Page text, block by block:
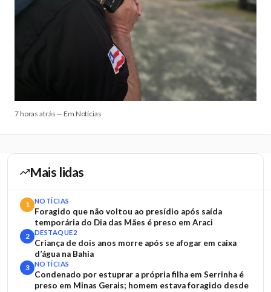
7 horas atrás — Em Notícias
Mais lidas
1 NOTÍCIAS
Foragido que não voltou ao presídio após saída
temporária do Dia das Mães é preso em Araci
2 DESTAQUE2
Criança de dois anos morre após se afogar em caixa
d’água na Bahia
3 NOTÍCIAS
Condenado por estuprar a própria filha em Serrinha é
preso em Minas Gerais; homem estava foragido desde